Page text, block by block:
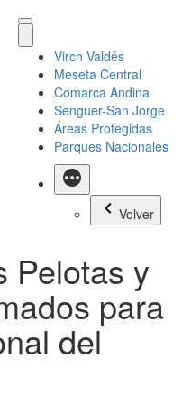
Virch Valdés
Meseta Central
Comarca Andina
Senguer-San Jorge
Áreas Protegidas
Parques Nacionales
Más
Volver
Pelotas y
para
del